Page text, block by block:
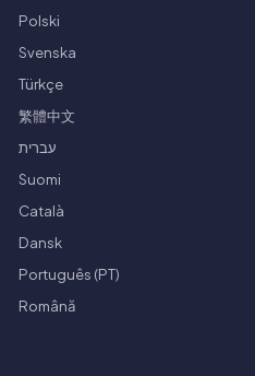
Polski
Svenska
Türkçe
繁體中文
עברית
Suomi
Català
Dansk
Português (PT)
Română